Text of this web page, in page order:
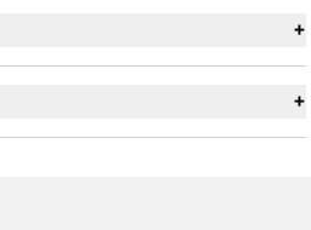
+
+